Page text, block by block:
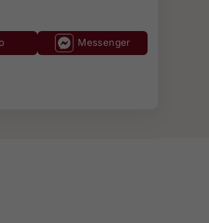
Messenger